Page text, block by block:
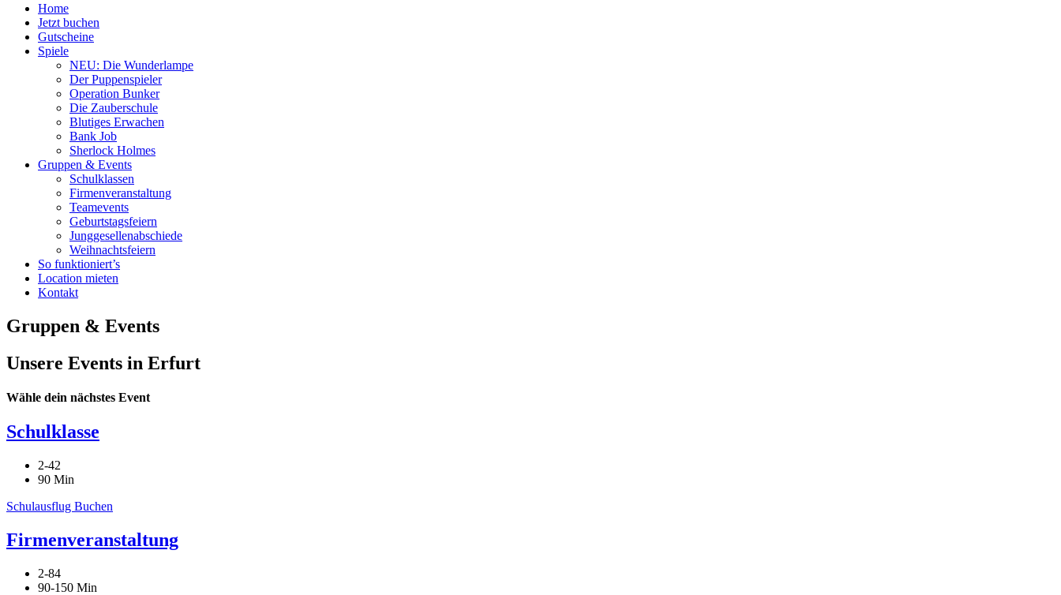
Home
Jetzt buchen
Gutscheine
Spiele
NEU: Die Wunderlampe
Der Puppenspieler
Operation Bunker
Die Zauberschule
Blutiges Erwachen
Bank Job
Sherlock Holmes
Gruppen & Events
Schulklassen
Firmenveranstaltung
Teamevents
Geburtstagsfeiern
Junggesellenabschiede
Weihnachtsfeiern
So funktioniert’s
Location mieten
Kontakt
Gruppen & Events
Unsere Events in Erfurt
Wähle dein nächstes Event
Schulklasse
2-42
90 Min
Schulausflug Buchen
Firmenveranstaltung
2-84
90-150 Min